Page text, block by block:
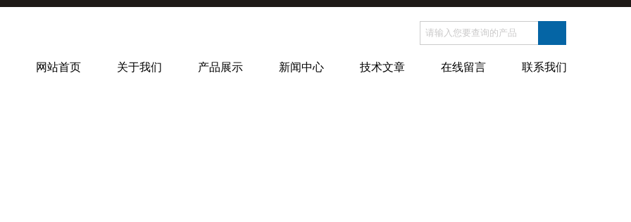
网站首页 关于我们 产品展示 新闻中心 技术文章 在线留言 联系我们